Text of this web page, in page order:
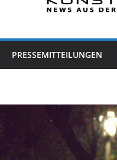
PRESSEMITTEILUNGEN